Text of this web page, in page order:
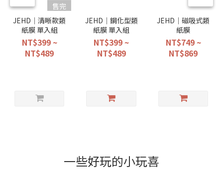
售完
JEHD｜清晰款類
紙膜 單入組
NT$399 ~
NT$489
JEHD｜鋼化型類
紙膜 單入組
NT$399 ~
NT$489
JEHD｜磁吸式類
紙膜
NT$749 ~
NT$869
一些好玩的小玩喜